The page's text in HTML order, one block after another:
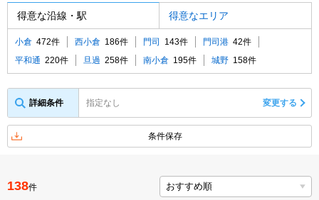
物件特集から
不動産会社から
得意な沿線・駅 得意なエリア
小倉 472件 西小倉 186件 門司 143件 門司港 42件
平和通 220件 旦過 258件 南小倉 195件 城野 158件
詳細条件 指定なし 変更する
条件保存
138件